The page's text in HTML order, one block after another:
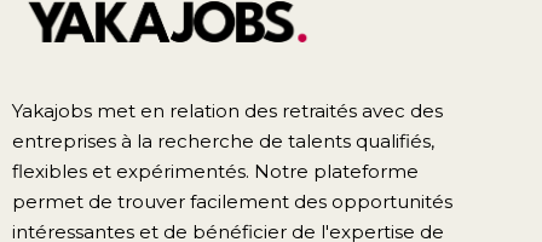
Yakajobs met en relation des retraités avec des
entreprises à la recherche de talents qualifiés,
flexibles et expérimentés. Notre plateforme
permet de trouver facilement des opportunités
intéressantes et de bénéficier de l'expertise de